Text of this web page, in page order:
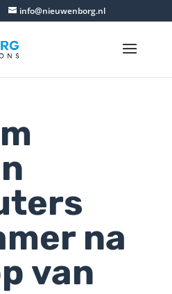
info@nieuwenborg.nl
na
van